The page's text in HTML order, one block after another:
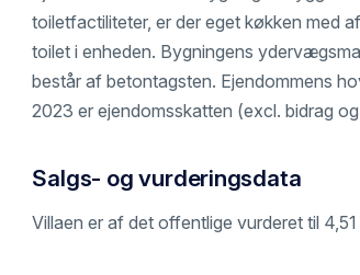
toiletfactiliteter, er der eget køkken med
toilet i enheden. Bygningens
består af betontagsten. Ejendommens
2023 er ejendomsskatten (excl. bidrag
Salgs- og vurderingsdata
Villaen er af det offentlige vurderet til